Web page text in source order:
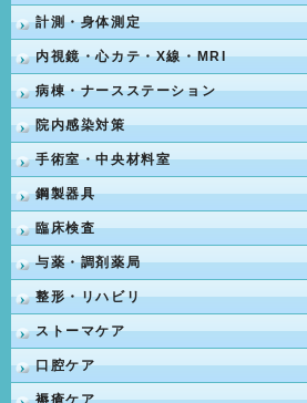
計測・身体測定
内視鏡・心カテ・X線・MRI
病棟・ナースステーション
院内感染対策
手術室・中央材料室
鋼製器具
臨床検査
与薬・調剤薬局
整形・リハビリ
ストーマケア
口腔ケア
褥瘡ケア